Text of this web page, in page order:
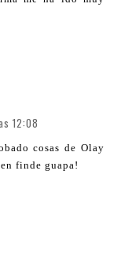
12:08
cosas de Olay
finde guapa!